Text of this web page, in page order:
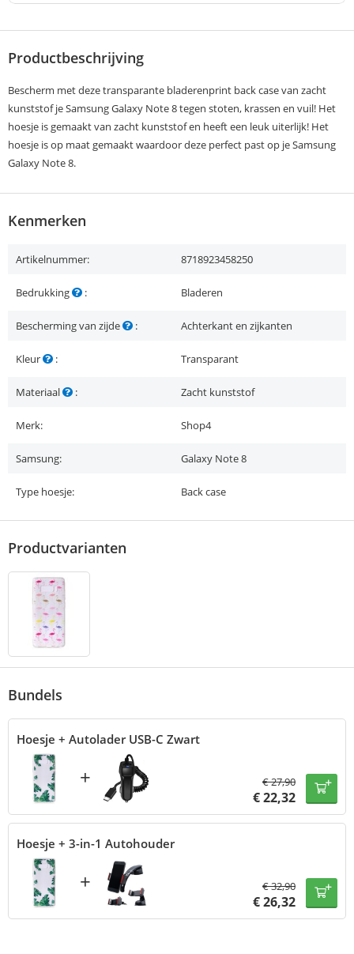
Productbeschrijving
Bescherm met deze transparante bladerenprint back case van zacht
kunststof je Samsung Galaxy Note 8 tegen stoten, krassen en vuil! Het
hoesje is gemaakt van zacht kunststof en heeft een leuk uiterlijk! Het
hoesje is op maat gemaakt waardoor deze perfect past op je Samsung
Galaxy Note 8.
Kenmerken
Artikelnummer: 8718923458250
Bedrukking : Bladeren
Bescherming van zijde : Achterkant en zijkanten
Kleur : Transparant
Materiaal : Zacht kunststof
Merk: Shop4
Samsung: Galaxy Note 8
Type hoesje: Back case
Productvarianten
Bundels
Hoesje + Autolader USB-C Zwart
+ €27,90
€22,32
Hoesje + 3-in-1 Autohouder
+ €32,90
€26,32